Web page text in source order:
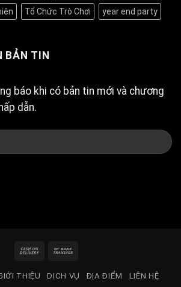
Tổ Chức Trò Chơi year end party
BẢN TIN
báo khi có bản tin mới và chương
dẫn.
Cash
Delivery
THIỆU DỊCH VỤ ĐỊA ĐIỂM LIÊN HỆ